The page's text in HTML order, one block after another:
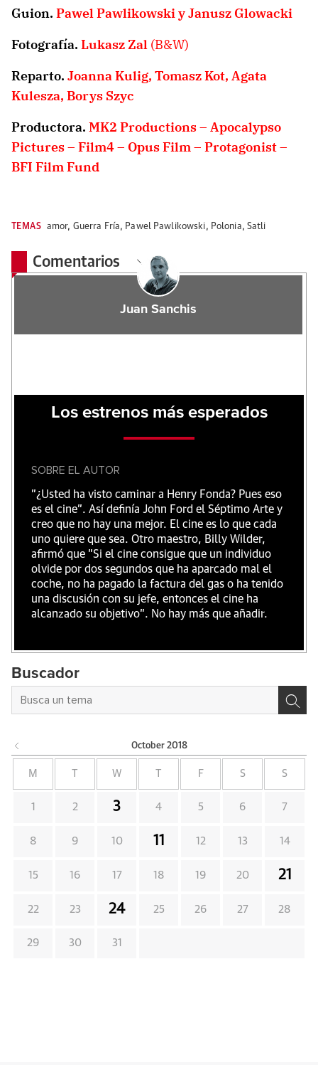
Guion. Pawel Pawlikowski yJanusz Glowacki
Fotografía. Lukasz Zal (B&W)
Reparto. Joanna Kulig, Tomasz Kot, Agata
Kulesza, Borys Szyc
Productora. MK2 Productions – Apocalypso
Pictures – Film4 – Opus Film – Protagonist –
BFI Film Fund
TEMAS amor, Guerra Fría, Pawel Pawlikowski, Polonia, Satli
Comentarios
Juan Sanchis
Los estrenos más esperados
SOBRE EL AUTOR
"¿Usted ha visto caminar a Henry Fonda? Pues eso
es el cine”. Así definía John Ford el Séptimo Arte y
creo que no hay una mejor. El cine es lo que cada
uno quiere que sea. Otro maestro, Billy Wilder,
afirmó que "Si el cine consigue que un individuo
olvide por dos segundos que ha aparcado mal el
coche, no ha pagado la factura del gas o ha tenido
una discusión con su jefe, entonces el cine ha
alcanzado su objetivo". No hay más que añadir.
Buscador
October 2018
M T W T F S S
1 2 3 4 5 6 7
8 9 10 11 12 13 14
15 16 17 18 19 20 21
22 23 24 25 26 27 28
29 30 31